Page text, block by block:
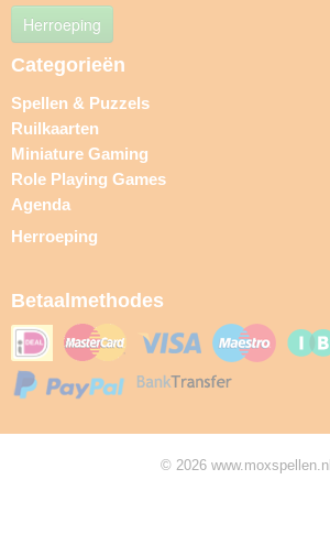
Herroeping
Categorieën
Spellen & Puzzels
Ruilkaarten
Miniature Gaming
Role Playing Games
Agenda
Herroeping
Betaalmethodes
© 2026 www.moxspellen.nl